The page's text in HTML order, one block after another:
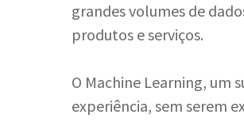
grandes volumes de
produtos e serviços.
O Machine Learning, um
experiência, sem serem